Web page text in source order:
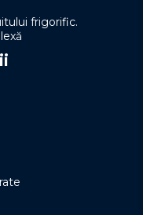
frigorific.